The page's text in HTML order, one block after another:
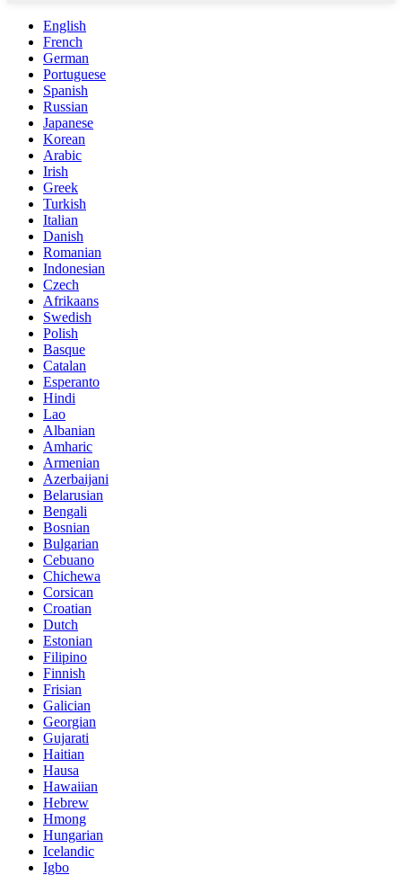
English
French
German
Portuguese
Spanish
Russian
Japanese
Korean
Arabic
Irish
Greek
Turkish
Italian
Danish
Romanian
Indonesian
Czech
Afrikaans
Swedish
Polish
Basque
Catalan
Esperanto
Hindi
Lao
Albanian
Amharic
Armenian
Azerbaijani
Belarusian
Bengali
Bosnian
Bulgarian
Cebuano
Chichewa
Corsican
Croatian
Dutch
Estonian
Filipino
Finnish
Frisian
Galician
Georgian
Gujarati
Haitian
Hausa
Hawaiian
Hebrew
Hmong
Hungarian
Icelandic
Igbo